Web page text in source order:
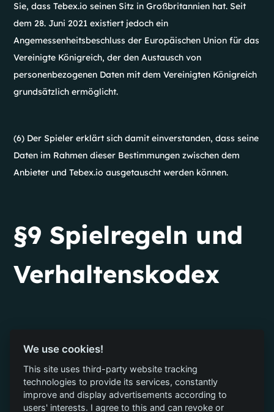
Sie, dass Tebex.io seinen Sitz in Großbritannien hat. Seit
dem 28. Juni 2021 existiert jedoch ein
Angemessenheitsbeschluss der Europäischen Union für das
Vereinigte Königreich, der den Austausch von
personenbezogenen Daten mit dem Vereinigten Königreich
grundsätzlich ermöglicht.
(6) Der Spieler erklärt sich damit einverstanden, dass seine
Daten im Rahmen dieser Bestimmungen zwischen dem
Anbieter und Tebex.io ausgetauscht werden können.
§9 Spielregeln und
Verhaltenskodex
Geschäftsbedingungen behält sich der Anbieter das Recht
vor, interne Spielregeln festzulegen. Diese Spielregeln
können jederzeit geändert, angepasst und erweitert
werden, sofern der Nutzer auf die Änderungen hingewiesen
We use cookies!
This site uses third-party website tracking
technologies to provide its services, constantly
improve and display advertisements according to
users' interests. I agree to this and can revoke or